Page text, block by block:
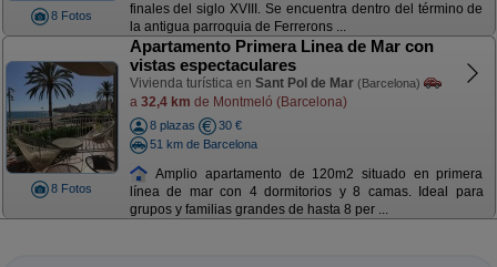
8 Fotos
finales del siglo XVIII. Se encuentra dentro del término de
la antigua parroquia de Ferrerons ...
8 Fotos
Apartamento Primera Linea de Mar con
vistas espectaculares
Vivienda turística en Sant Pol de Mar (Barcelona)
a 32,4 km de Montmeló (Barcelona)
8 plazas
30 €
51 km de Barcelona
Amplio apartamento de 120m2 situado en primera
línea de mar con 4 dormitorios y 8 camas. Ideal para
grupos y familias grandes de hasta 8 per ...